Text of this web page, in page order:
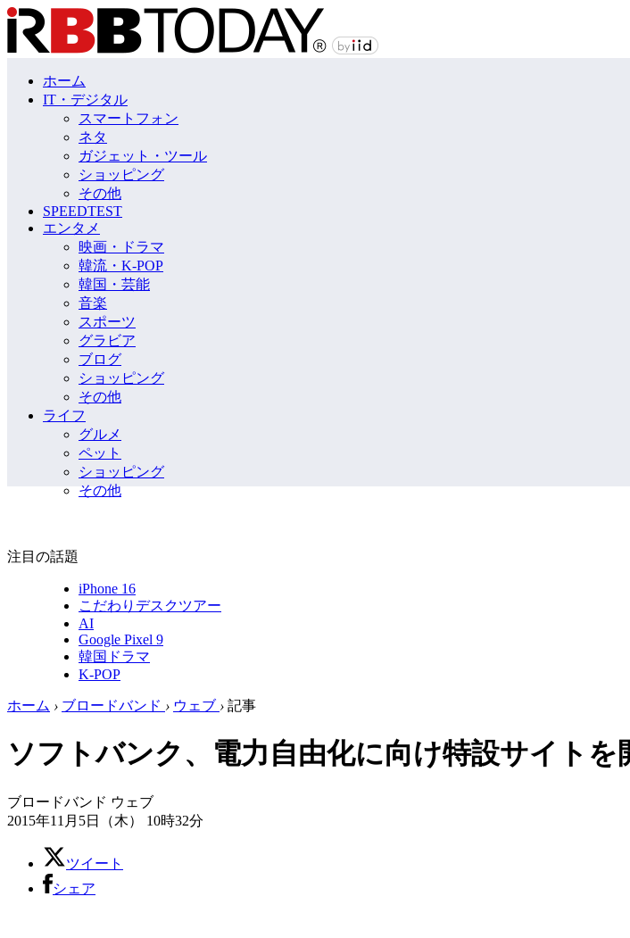
ホーム
IT・デジタル
スマートフォン
ネタ
ガジェット・ツール
ショッピング
その他
SPEEDTEST
エンタメ
映画・ドラマ
韓流・K-POP
韓国・芸能
音楽
スポーツ
グラビア
ブログ
ショッピング
その他
ライフ
グルメ
ペット
ショッピング
その他
注目の話題
iPhone 16
こだわりデスクツアー
AI
Google Pixel 9
韓国ドラマ
K-POP
ホーム › ブロードバンド › ウェブ › 記事
ソフトバンク、電力自由化に向け特設サイト
ブロードバンド ウェブ
2015年11月5日（木） 10時32分
ツイート
シェア